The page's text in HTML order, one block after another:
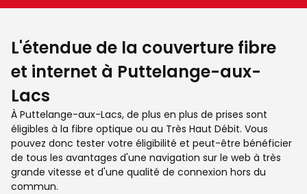
L'étendue de la couverture fibre
et internet à Puttelange-aux-
Lacs
À Puttelange-aux-Lacs, de plus en plus de prises sont
éligibles à la fibre optique ou au Très Haut Débit. Vous
pouvez donc tester votre éligibilité et peut-être bénéficier
de tous les avantages d'une navigation sur le web à très
grande vitesse et d'une qualité de connexion hors du
commun.